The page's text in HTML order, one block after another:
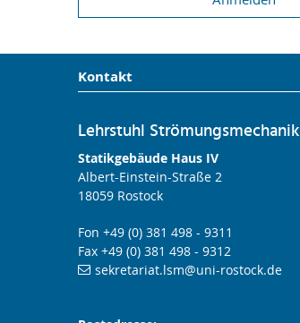
Kontakt
Lehrstuhl Strömungsmechanik
Statikgebäude Haus IV
Albert-Einstein-Straße 2
18059 Rostock
Fon +49 (0) 381 498 - 9311
Fax +49 (0) 381 498 - 9312
sekretariat.lsm@uni-rostock.de